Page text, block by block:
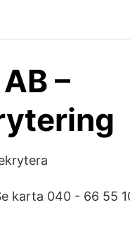
–
karta 040 - 66 55